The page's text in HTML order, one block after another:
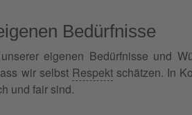
Bedürfnisse
eigenen Bedürfnisse und
wir selbst Respektschätzen. In
und fair sind.